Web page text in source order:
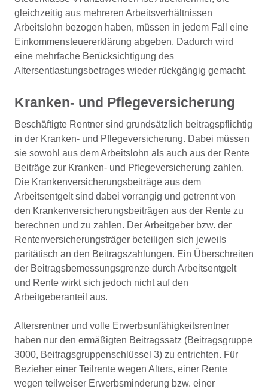
gleichzeitig aus mehreren Arbeitsverhältnissen
Arbeitslohn bezogen haben, müssen in jedem Fall eine
Einkommensteuererklärung abgeben. Dadurch wird
eine mehrfache Berücksichtigung des
Altersentlastungsbetrages wieder rückgängig gemacht.
Kranken- und Pflegeversicherung
Beschäftigte Rentner sind grundsätzlich beitragspflichtig
in der Kranken- und Pflegeversicherung. Dabei müssen
sie sowohl aus dem Arbeitslohn als auch aus der Rente
Beiträge zur Kranken- und Pflegeversicherung zahlen.
Die Krankenversicherungsbeiträge aus dem
Arbeitsentgelt sind dabei vorrangig und getrennt von
den Krankenversicherungsbeiträgen aus der Rente zu
berechnen und zu zahlen. Der Arbeitgeber bzw. der
Rentenversicherungsträger beteiligen sich jeweils
paritätisch an den Beitragszahlungen. Ein Überschreiten
der Beitragsbemessungsgrenze durch Arbeitsentgelt
und Rente wirkt sich jedoch nicht auf den
Arbeitgeberanteil aus.
Altersrentner und volle Erwerbsunfähigkeitsrentner
haben nur den ermäßigten Beitragssatz (Beitragsgruppe
3000, Beitragsgruppenschlüssel 3) zu entrichten. Für
Bezieher einer Teilrente wegen Alters, einer Rente
wegen teilweiser Erwerbsminderung bzw. einer